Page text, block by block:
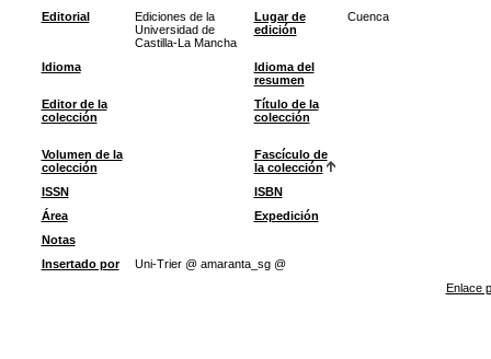
Editorial
Ediciones de la
Universidad de
Castilla-La Mancha
Lugar de
edición
Cuenca
Idioma
Idioma del
resumen
Editor de la
colección
Título de la
colección
Volumen de la
colección
Fascículo de
la colección
ISSN
ISBN
Área
Expedición
Notas
Insertado por
Uni-Trier @ amaranta_sg @
Enlace